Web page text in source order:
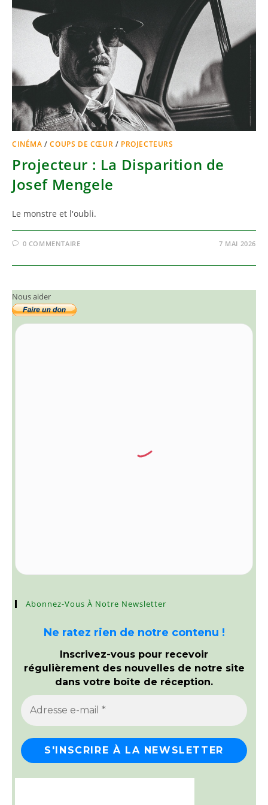
CINÉMA /COUPS DE CŒUR / PROJECTEURS
Projecteur : La Disparition de
Josef Mengele
Le monstre et l'oubli.
0 COMMENTAIRE 7 MAI 2026
Nous aider
Abonnez-Vous À Notre Newsletter
Ne ratez rien de notre contenu !
Inscrivez-vous pour recevoir
régulièrement des nouvelles de notre site
dans votre boîte de réception.